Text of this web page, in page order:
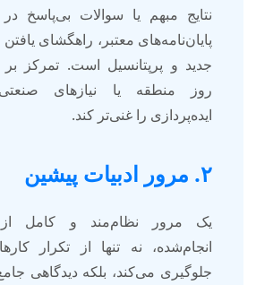
مبهم یا سوالات بی‌پاسخ در مقالات و
معتبر، راهگشای یافتن موضوعات
و پرپتانسیل است. تمرکز بر چالش‌های
منطقه یا نیازهای صنعتی می‌تواند
را غنی‌تر کند.
مرور نظام‌مند و کامل از تحقیقات
نه تنها از تکرار کارهای گذشته
می‌کند، بلکه دیدگاهی جامع نسبت به